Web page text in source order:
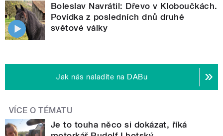
Boleslav Navrátil: Dřevo v Kloboučkách.
Povídka z posledních dnů druhé
světové války
Jak nás naladíte na DABu
VÍCE O TÉMATU
Je to touha něco si dokázat, říká